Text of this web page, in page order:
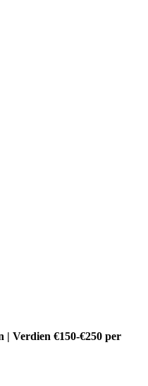
| Verdien €150-€250 per